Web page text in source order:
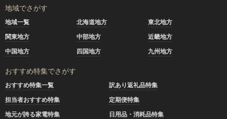
地域でさがす
地域一覧 北海道地方
東北地方
関東地方
中部地方
近畿地方
中国地方
四国地方 九州地方
おすすめ特集でさがす
おすすめ特集一覧
訳あり返礼品特集
担当者おすすめ特集
定期便特集
地元が誇る家電特集
日用品・消耗品特集